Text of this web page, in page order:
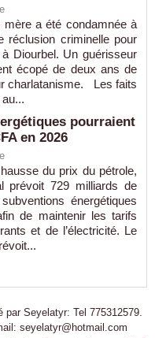
mère a été condamnée à
réclusion criminelle pour
à Diourbel. Un guérisseur
écopé de deux ans de
charlatanisme. Les faits
pourraient
en 2026
du prix du pétrole,
prévoit 729 milliards de
énergétiques
de maintenir les tarifs
et de l’électricité. Le
par Seyelatyr: Tel 775312579.
seyelatyr@hotmail.com